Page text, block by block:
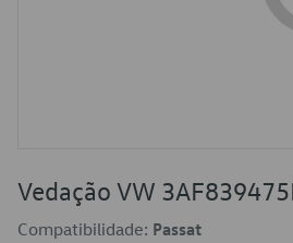
Vedação VW
Compatibilidade: Passat